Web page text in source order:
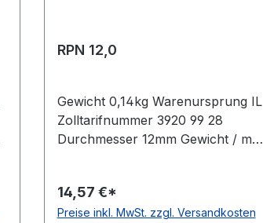
RPN 12,0
Gewicht 0,14kg Warenursprung IL
Zolltarifnummer 3920 99 28
Durchmesser 12mm Gewicht / m
Material Polyurethan Farbe grün
Rollenlänge 30,5 (außer Ø 2mm =
14,57 €*
Preise inkl. MwSt. zzgl. Versandkosten